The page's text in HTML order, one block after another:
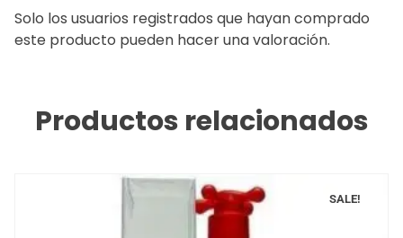
Solo los usuarios registrados que hayan comprado
este producto pueden hacer una valoración.
Productos relacionados
SALE!